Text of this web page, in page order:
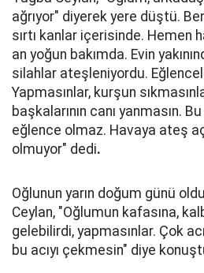
ağrıyor" diyerek yere düştü.
sırtı kanlar içerisinde. Hemen
an yoğun bakımda. Evin
silahlar ateşleniyordu.
Yapmasınlar, kurşun
başkalarının canı yanmasın.
eğlence olmaz. Havaya ateş
olmuyor" dedi.
Oğlunun yarın doğum günü
Ceylan, "Oğlumun kafasına,
gelebilirdi, yapmasınlar. Çok
bu acıyı çekmesin" diye